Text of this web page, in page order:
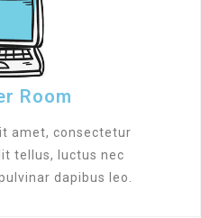
Room
amet, consectetur
tellus, luctus nec
dapibus leo.